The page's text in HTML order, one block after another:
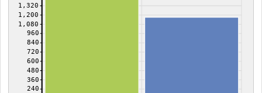
240
360
480
600
720
840
960
1,080
1,200
1,320